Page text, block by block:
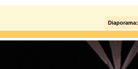
Diaporama: